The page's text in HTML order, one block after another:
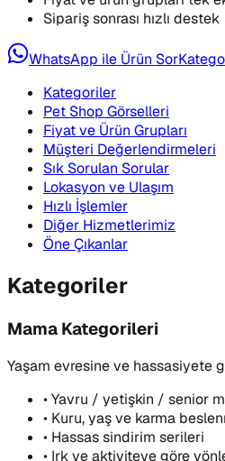
Sipariş sonrası hızlı destek
WhatsApp ile Ürün Sor
Kategoriler
Pet Shop Görselleri
Fiyat ve Ürün Grupları
Müşteri Değerlendirmeleri
Sık Sorulan Sorular
Lokasyon ve Ulaşım
Hızlı İşlemler
Diğer Hizmetlerimiz
Öne Çıkanlar
Kategoriler
Mama Kategorileri
Yaşam evresine ve hassasiyete
•Yavru / yetişkin / senior
• Kuru, yaş ve karma
• Hassas sindirim serileri
• Irk ve aktiviteye göre